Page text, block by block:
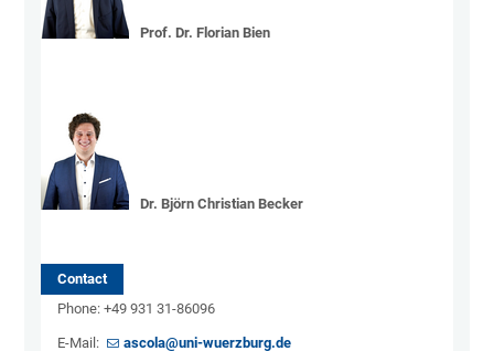
Prof. Dr. Florian Bien
Dr. Björn Christian Becker
Contact
Phone: +49 931 31-86096
E-Mail: ascola@uni-wuerzburg.de